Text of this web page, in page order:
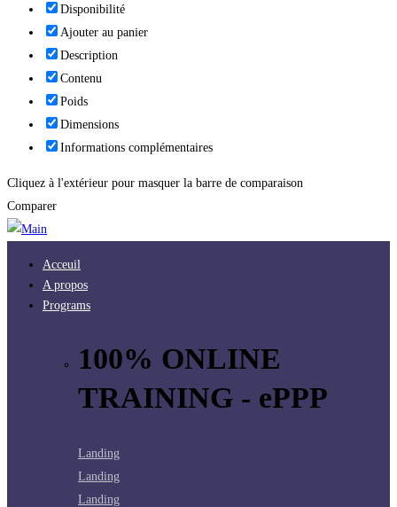
Disponibilité
Ajouter au panier
Description
Contenu
Poids
Dimensions
Informations complémentaires
Cliquez à l'extérieur pour masquer la barre de comparaison
Comparer
Acceuil
A propos
Programs
100% ONLINE
TRAINING - ePPP
Landing
Landing
Landing